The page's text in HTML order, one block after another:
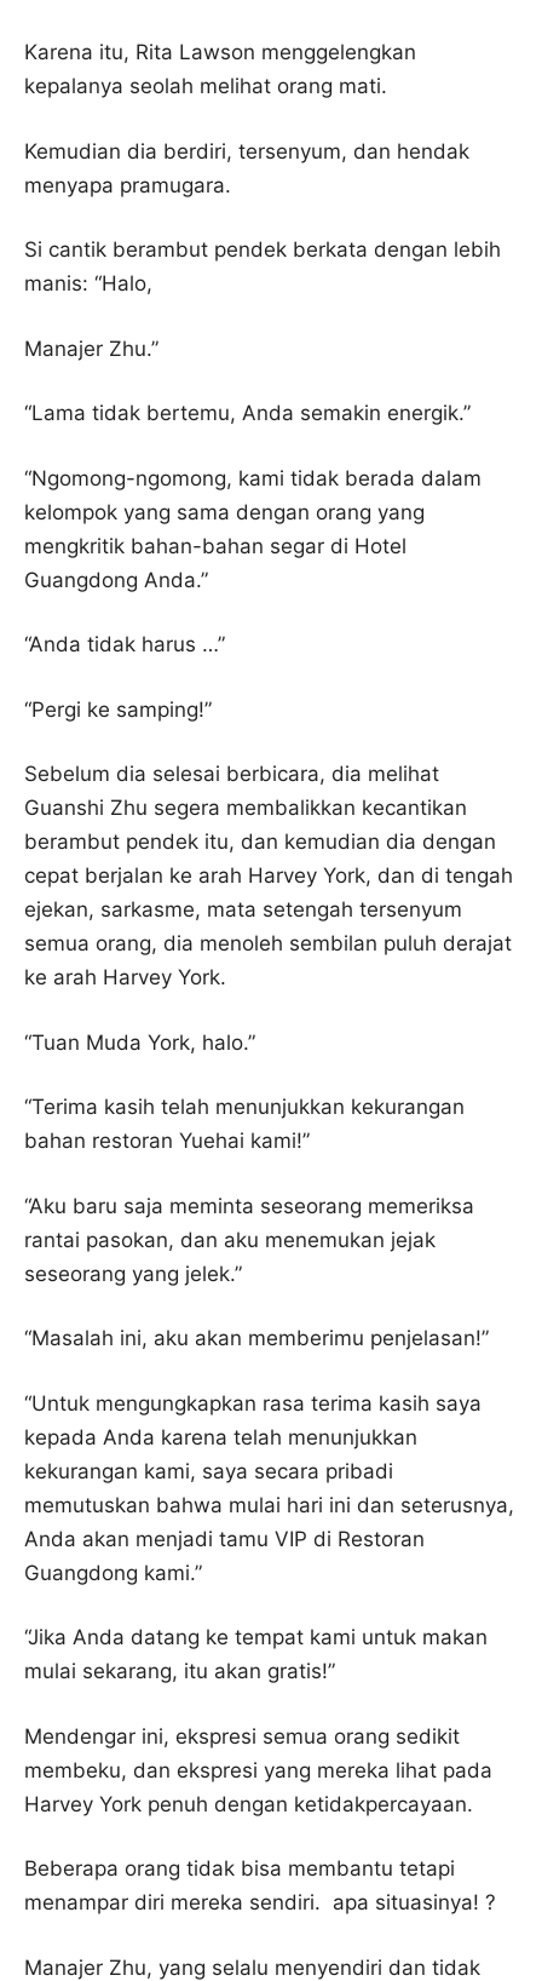
Karena itu, Rita Lawson menggelengkan
kepalanya seolah melihat orang mati.
Kemudian dia berdiri, tersenyum, dan hendak
menyapa pramugara.
Si cantik berambut pendek berkata dengan lebih
manis: “Halo,
Manajer Zhu.”
“Lama tidak bertemu, Anda semakin energik.”
“Ngomong-ngomong, kami tidak berada dalam
kelompok yang sama dengan orang yang
mengkritik bahan-bahan segar di Hotel
Guangdong Anda.”
“Anda tidak harus …”
“Pergi ke samping!”
Sebelum dia selesai berbicara, dia melihat
Guanshi Zhu segera membalikkan kecantikan
berambut pendek itu, dan kemudian dia dengan
cepat berjalan ke arah Harvey York, dan di tengah
ejekan, sarkasme, mata setengah tersenyum
semua orang, dia menoleh sembilan puluh derajat
ke arah Harvey York.
“Tuan Muda York, halo.”
“Terima kasih telah menunjukkan kekurangan
bahan restoran Yuehai kami!”
“Aku baru saja meminta seseorang memeriksa
rantai pasokan, dan aku menemukan jejak
seseorang yang jelek.”
“Masalah ini, aku akan memberimu penjelasan!”
“Untuk mengungkapkan rasa terima kasih saya
kepada Anda karena telah menunjukkan
kekurangan kami, saya secara pribadi
memutuskan bahwa mulai hari ini dan seterusnya,
Anda akan menjadi tamu VIP di Restoran
Guangdong kami.”
“Jika Anda datang ke tempat kami untuk makan
mulai sekarang, itu akan gratis!”
Mendengar ini, ekspresi semua orang sedikit
membeku, dan ekspresi yang mereka lihat pada
Harvey York penuh dengan ketidakpercayaan.
Beberapa orang tidak bisa membantu tetapi
menampar diri mereka sendiri. apa situasinya! ?
Manajer Zhu, yang selalu menyendiri dan tidak